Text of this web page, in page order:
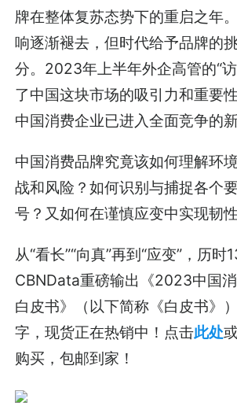
牌在整体复苏态势下的重启之年
响逐渐褪去，但时代给予品牌的
分。2023年上半年外企高管的“
了中国这块市场的吸引力和重要
中国消费企业已进入全面竞争的新
中国消费品牌究竟该如何理解环
战和风险？如何识别与捕捉各个
号？又如何在谨慎应变中实现韧
从“看长”“向真”再到“应变”，历时
CBNData重磅输出《2023中国
白皮书》（以下简称《白皮书》
字，现货正在热销中！点击此处
购买，包邮到家！